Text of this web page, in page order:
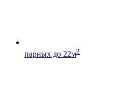
парных до 22м3